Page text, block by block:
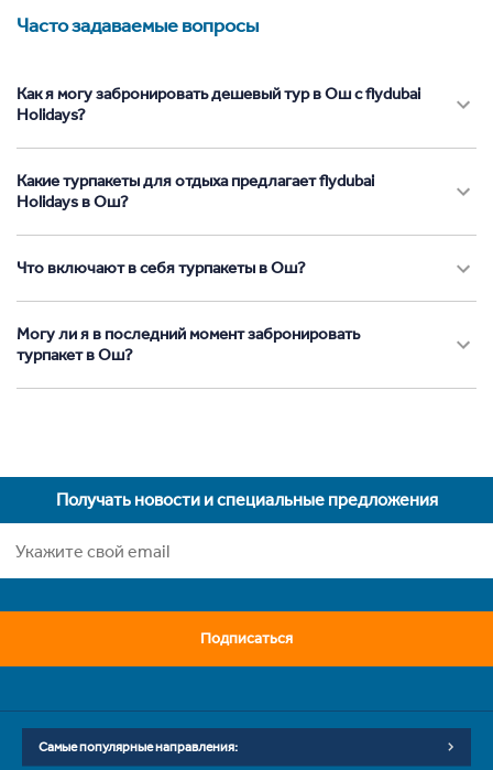
Часто задаваемые вопросы
Как я могу забронировать дешевый тур в Ош с flydubai
Holidays?
Какие турпакеты для отдыха предлагает flydubai
Holidays в Ош?
Что включают в себя турпакеты в Ош?
Могу ли я в последний момент забронировать
турпакет в Ош?
Получать новости и специальные предложения
Подписаться
Самые популярные направления: